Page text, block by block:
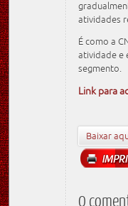
atividades
É como a
atividade e
segmento.
Link para
Baixar
0